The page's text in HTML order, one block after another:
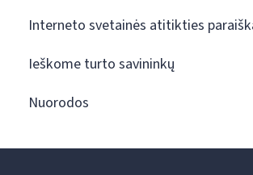
Interneto svetainės atitikties
Ieškome turto savininkų
Nuorodos